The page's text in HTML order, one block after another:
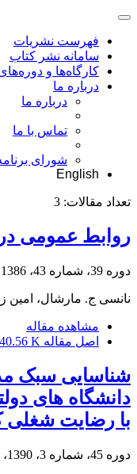
فهرست نشریات
سامانه نشر کتاب
کارگاه‌ها و
درباره ما
درباره ما
تماس با ما
شورای
English
تعداد مقالات: 3
روابط عمومی در
دوره 39، شماره 43، 1386
نانسی ج. مارشال، امین
مشاهده مقاله
اصل مقاله K
شناسایی سبک
دانشگاه های
با رضایت شغلی
دوره 45، شماره 3، 1390، صفحه